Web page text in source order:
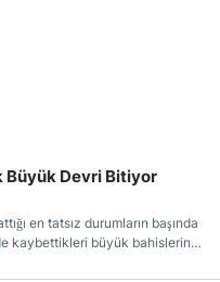
Büyük Devri Bitiyor
en tatsız durumların başında
kaybettikleri büyük bahislerin
olmasıdır.